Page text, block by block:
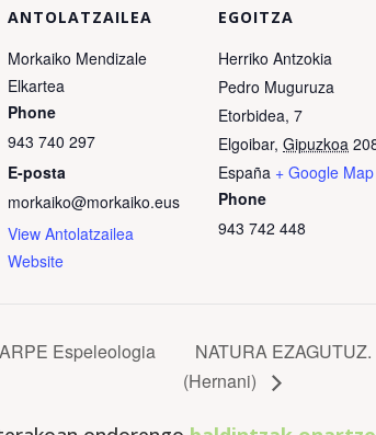
ANTOLATZAILEA
Morkaiko Mendizale
Elkartea
Phone
943 740 297
E-posta
morkaiko@morkaiko.eus
View Antolatzailea
Website
EGOITZA
Herriko Antzokia
Pedro Muguruza
Etorbidea, 7
Elgoibar, Gipuzkoa
España + Google Map
Phone
943 742 448
Espeleologia
NATURA
(Hernani)